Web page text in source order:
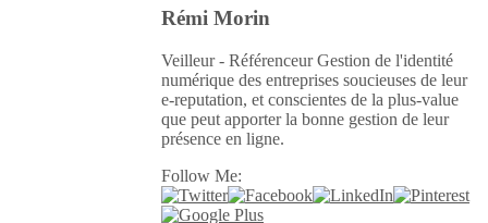
Rémi Morin
Veilleur - Référenceur Gestion de l'identité
numérique des entreprises soucieuses de leur
e-reputation, et conscientes de la plus-value
que peut apporter la bonne gestion de leur
présence en ligne.
Follow Me: